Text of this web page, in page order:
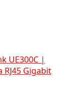
UE300C |
RJ45 Gigabit